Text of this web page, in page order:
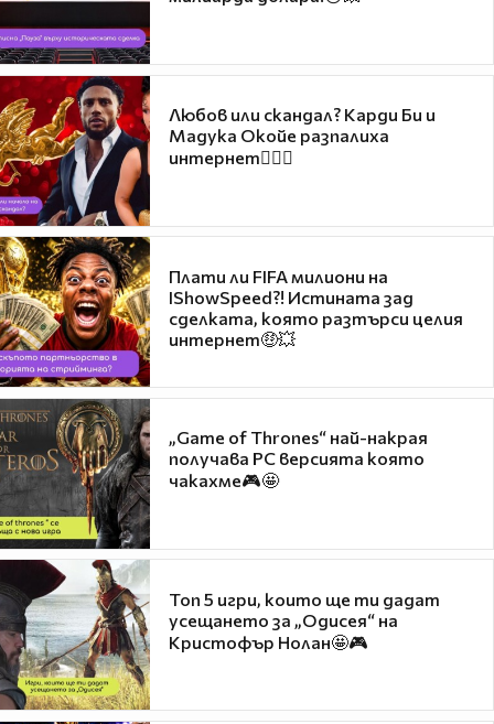
Любов или скандал? Карди Би и
Мадука Окойе разпалиха
интернет❤️‍🔥🔥
Плати ли FIFA милиони на
IShowSpeed?! Истината зад
сделката, която разтърси целия
интернет🤑💥
„Game of Thrones“ най-накрая
получава PC версията която
чакахме🎮🤩
Топ 5 игри, които ще ти дадат
усещането за „Одисея“ на
Кристофър Нолан🤩🎮